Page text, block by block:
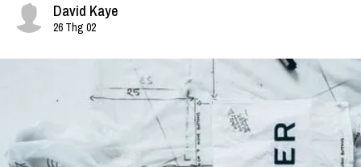
David Kaye
26 Thg 02